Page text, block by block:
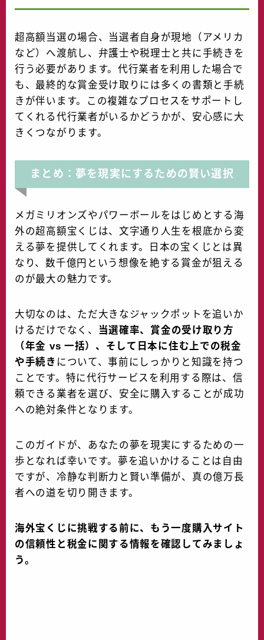
超高額当選の場合、当選者自身が現地（アメリカ
など）へ渡航し、弁護士や税理士と共に手続きを
行う必要があります。代行業者を利用した場合で
も、最終的な賞金受け取りには多くの書類と手続
きが伴います。この複雑なプロセスをサポートし
てくれる代行業者がいるかどうかが、安心感に大
きくつながります。
まとめ：夢を現実にするための賢い選択
メガミリオンズやパワーボールをはじめとする海
外の超高額宝くじは、文字通り人生を根底から変
える夢を提供してくれます。日本の宝くじとは異
なり、数千億円という想像を絶する賞金が狙える
のが最大の魅力です。
大切なのは、ただ大きなジャックポットを追いか
けるだけでなく、
当選確率、賞金の受け取り方
（年金 vs 一括）、そして日本に住む上での税金
や手続き について、事前にしっかりと知識を持つ
ことです。特に代行サービスを利用する際は、信
頼できる業者を選び、安全に購入することが成功
への絶対条件となります。
このガイドが、あなたの夢を現実にするための一
歩となれば幸いです。夢を追いかけることは自由
ですが、冷静な判断力と賢い準備が、真の億万長
者への道を切り開きます。
海外宝くじに挑戦する前に、もう一度購入サイト
の信頼性と税金に関する情報を確認してみましょ
う。